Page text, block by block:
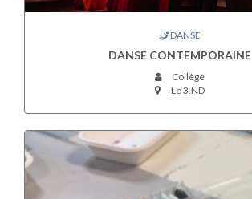
DANSE
DANSE CONTEMPORAINE
Collège
Le 3.ND